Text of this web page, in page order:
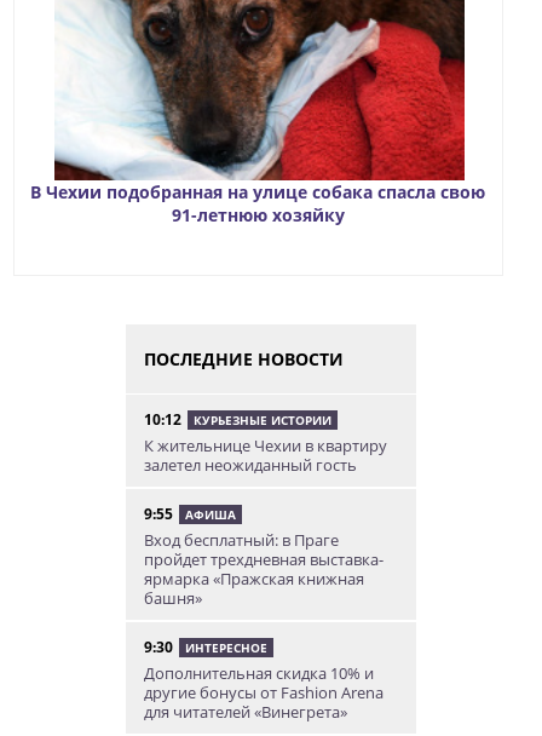
В Чехии подобранная на улице собака спасла свою
91-летнюю хозяйку
ПОСЛЕДНИЕ НОВОСТИ
10:12 КУРЬЕЗНЫЕ ИСТОРИИ
К жительнице Чехии в квартиру
залетел неожиданный гость
9:55 АФИША
Вход бесплатный: в Праге
пройдет трехдневная выставка-
ярмарка «Пражская книжная
башня»
9:30 ИНТЕРЕСНОЕ
Дополнительная скидка 10% и
другие бонусы от Fashion Arena
для читателей «Винегрета»